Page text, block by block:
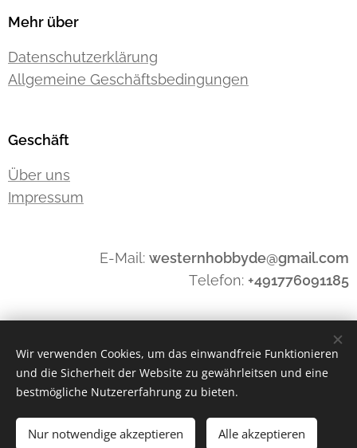
Mehr über
Datenschutzerklärung
Allgemeine Geschäftsbedingungen
Geschäft
Über uns
Impressum
E-Mail: westernhobbyde@gmail.com
Telefon: +491776091185
Cookies
Wir verwenden Cookies, um das einwandfreie Funktionieren
und die Sicherheit der Website zu gewährleitsen und eine
bestmögliche Nutzererfahrung zu bieten.
Nur notwendige akzeptieren Alle akzeptieren